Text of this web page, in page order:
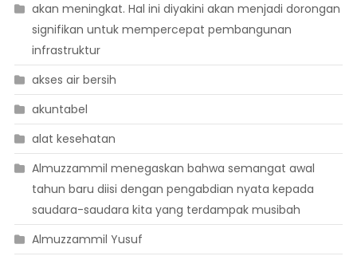
akan meningkat. Hal ini diyakini akan menjadi dorongan
signifikan untuk mempercepat pembangunan
infrastruktur
akses air bersih
akuntabel
alat kesehatan
Almuzzammil menegaskan bahwa semangat awal
tahun baru diisi dengan pengabdian nyata kepada
saudara-saudara kita yang terdampak musibah
Almuzzammil Yusuf